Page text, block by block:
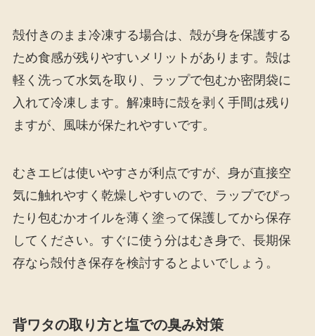
殻付きのまま冷凍する場合は、殻が身を保護する
ため食感が残りやすいメリットがあります。殻は
軽く洗って水気を取り、ラップで包むか密閉袋に
入れて冷凍します。解凍時に殻を剥く手間は残り
ますが、風味が保たれやすいです。
むきエビは使いやすさが利点ですが、身が直接空
気に触れやすく乾燥しやすいので、ラップでぴっ
たり包むかオイルを薄く塗って保護してから保存
してください。すぐに使う分はむき身で、長期保
存なら殻付き保存を検討するとよいでしょう。
背ワタの取り方と塩での臭み対策